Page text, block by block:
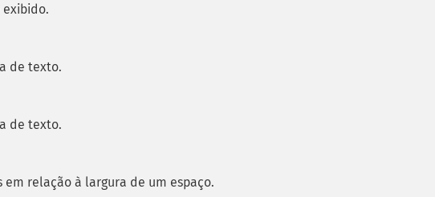
de texto.
de texto.
relação à largura de um espaço.